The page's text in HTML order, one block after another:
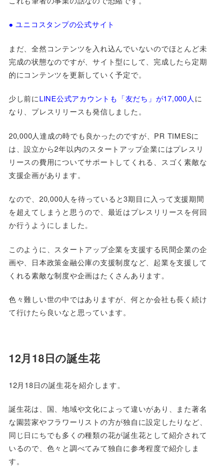
● ユニコスタンプの公式サイト
まだ、全然コンテンツを入れ込んでいないのでほとんど未
完成の状態なのですが、サイト型にして、完成したら定期
的にコンテンツを更新していく予定で。
少し前にLINE公式アカウントも「友だち」が17,000人に
なり、プレスリリースも発信しました。
20,000人達成の時でも良かったのですが、PR TIMESに
は、設立から2年以内のスタートアップ企業にはプレスリ
リースの費用についてサポートしてくれる、スゴく素敵な
支援企画があります。
なので、20,000人を待っていると3期目に入って支援期間
を超えてしまうと思うので、最近はプレスリリースを何回
か行うようにしました。
このように、スタートアップ企業を支援する民間企業の企
画や、日本政策金融公庫の支援制度など、起業を支援して
くれる素敵な制度や企画はたくさんあります。
色々難しい世の中ではありますが、何とか会社も長く続け
て行けたら良いなと思っています。
12月18日の誕生花
12月18日の誕生花を紹介します。
誕生花は、国、地域や文化によって違いがあり、また著名
な園芸家やフラワーリストの方が独自に設定したりなど、
同じ日にちでも多くの種類の花が誕生花として紹介されて
いるので、色々と調べてみて独自に参考程度で紹介しま
す。